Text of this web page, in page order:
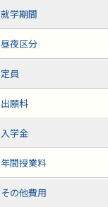
就学期間
昼夜区分
定員
出願料
入学金
年間授業料
その他費用